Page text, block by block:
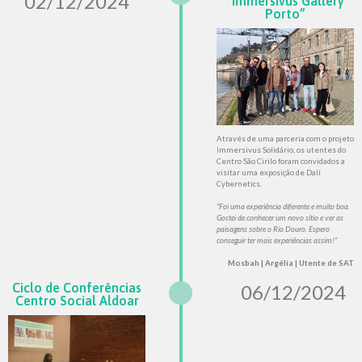
Porto”
Através de uma parceria com o projeto
Immersivus Solidário, os utentes do
Centro São Cirilo foram convidados a
visitar uma exposição de Dalí
Cybernetics.
“Foi uma experiência diferente e muito boa.
Gostei de conhecer um novo sítio e ver as
paisagens sobre o Rio Douro. Espero
conseguir ter mais experiências assim!”
Mosbah | Argélia | Utente de SAT
Ciclo de Conferências
Centro Social Aldoar
06/12/2024